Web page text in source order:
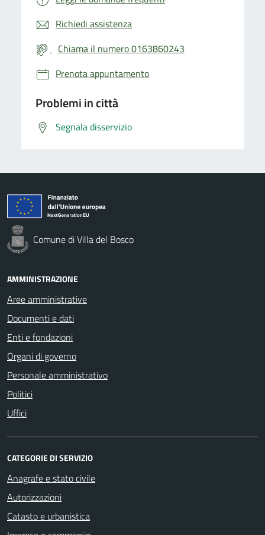
Richiedi assistenza
Chiama il numero 0163860243
Prenota appuntamento
Problemi in città
Segnala disservizio
Comune di Villa del Bosco
AMMINISTRAZIONE
Aree amministrative
Documenti e dati
Enti e fondazioni
Organi di governo
Personale amministrativo
Politici
Uffici
CATEGORIE DI SERVIZIO
Anagrafe e stato civile
Autorizzazioni
Catasto e urbanistica